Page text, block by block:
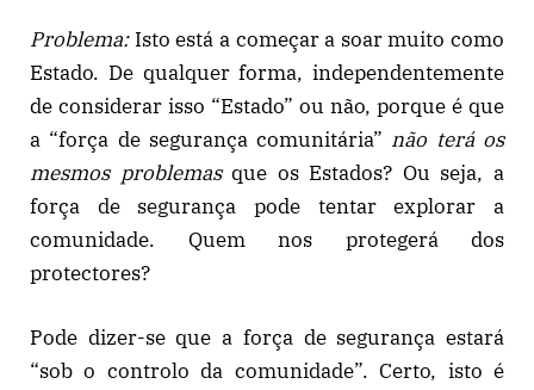
Problema:Isto está a começar a soar muito como
Estado. De qualquer forma, independentemente
de considerar isso “Estado” ou não, porque é que
a “força de segurança comunitária” não terá os
mesmos problemasque os Estados? Ou seja, a
força de segurança pode tentar explorar a
comunidade. Quem nos protegerá dos
protectores?
Pode dizer-se que a força de segurança estará
“sob o controlo da comunidade”. Certo, isto é